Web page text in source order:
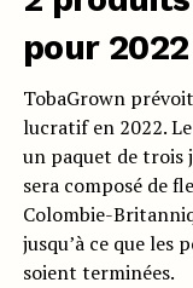
pour 2022
TobaGrown
lucratif en 2022.
un paquet de trois
sera composé de
Colombie-
jusqu’à ce que les
soient terminées.